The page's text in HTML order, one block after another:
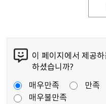
이 페이지에서 제공
하셨습니까?
매우만족
만족
매우불만족